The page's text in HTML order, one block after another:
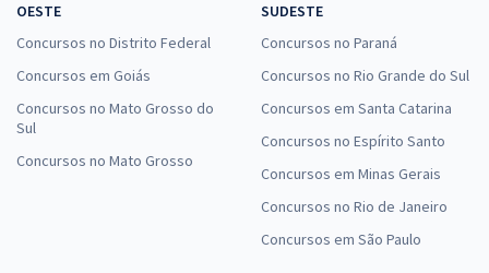
OESTE
Concursos no Distrito Federal
Concursos em Goiás
Concursos no Mato Grosso do
Sul
Concursos no Mato Grosso
SUDESTE
Concursos no Paraná
Concursos no Rio Grande do Sul
Concursos em Santa Catarina
Concursos no Espírito Santo
Concursos em Minas Gerais
Concursos no Rio de Janeiro
Concursos em São Paulo